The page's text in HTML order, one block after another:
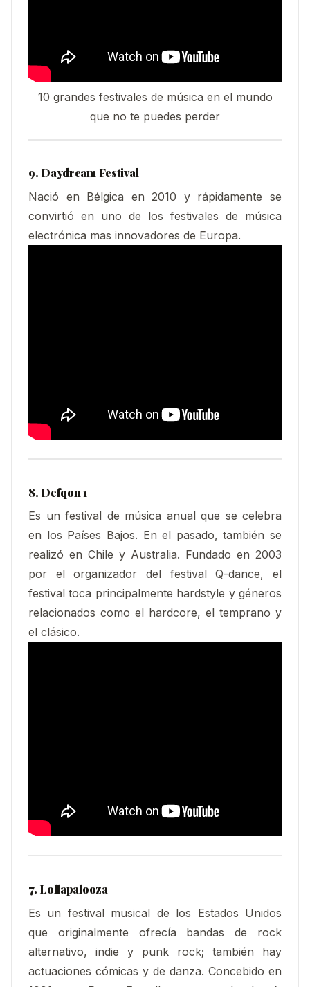
10 grandes festivales de música en el mundo
que no te puedes perder
9. Daydream Festival
Nació en Bélgica en 2010 y rápidamente se
convirtió en uno de los festivales de música
electrónica mas innovadores de Europa.
8. Defqon 1
Es un festival de música anual que se celebra
en los Países Bajos. En el pasado, también se
realizó en Chile y Australia. Fundado en 2003
por el organizador del festival Q-dance, el
festival toca principalmente hardstyle y géneros
relacionados como el hardcore, el temprano y
el clásico.
7. Lollapalooza
Es un festival musical de los Estados Unidos
que originalmente ofrecía bandas de rock
alternativo, indie y punk rock; también hay
actuaciones cómicas y de danza. Concebido en